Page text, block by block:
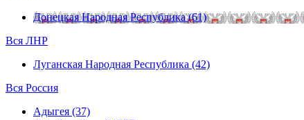
Донецкая Народная Республика (61)
Вся ЛНР
Луганская Народная Республика (42)
Вся Россия
Адыгея (37)